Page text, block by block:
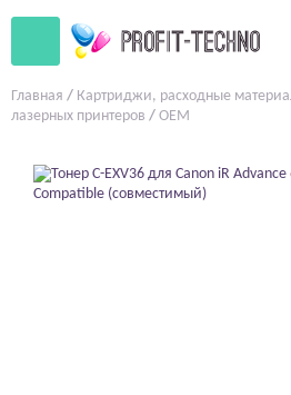
Главная / Картриджи, расходные
лазерных принтеров / OEM